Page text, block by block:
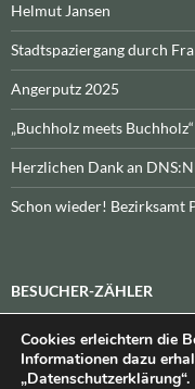
Helmut Jansen
Stadtspaziergang durch
Angerputz 2025
„Buchholz meets
Herzlichen Dank an
Schon wieder! Bezirksamt
BESUCHER-ZÄHLER
Heute:_\n\nInsgesamt:_
Cookies erleichtern die
Informationen dazu
„Datenschutzerklärung“.